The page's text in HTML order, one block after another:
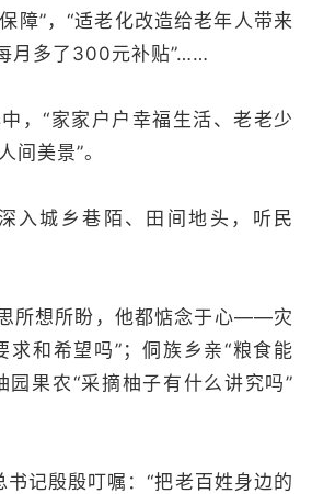
障”，“适老化改造给老年人带来
月多了300元补贴”……
，“家家户户幸福生活、老老少
间美景”。
入城乡巷陌、田间地头，听民
所想所盼，他都惦念于心——灾
求和希望吗”；侗族乡亲“粮食能
园果农“采摘柚子有什么讲究吗”
记殷殷叮嘱：“把老百姓身边的